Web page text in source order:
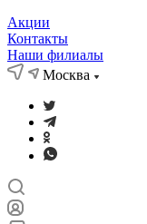
Акции
Контакты
Наши филиалы
Москва